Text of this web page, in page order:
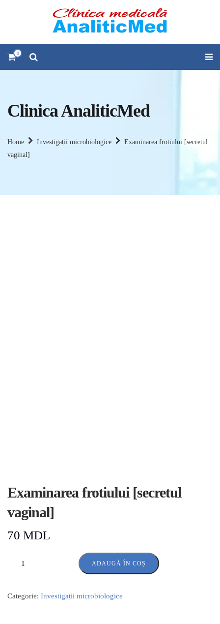
0
Clinica AnaliticMed
Home Investigații microbiologice
Examinarea frotiului [secretul
vaginal]
Examinarea frotiului [secretul
vaginal]
70 MDL
ADAUGĂ ÎN COȘ
Categorie: Investigații microbiologice